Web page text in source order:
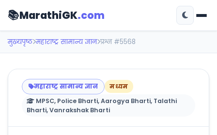
📚MarathiGK.com
मुख्यपृष्ठ महाराष्ट्र सामान्य ज्ञान प्रश्न #5568
महाराष्ट्र सामान्य ज्ञान
मध्यम
MPSC, Police Bharti, Aarogya Bharti, Talathi
Bharti, Vanrakshak Bharti